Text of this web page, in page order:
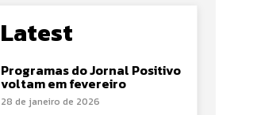
Latest
Programas do Jornal Positivo
voltam em fevereiro
28 de janeiro de 2026